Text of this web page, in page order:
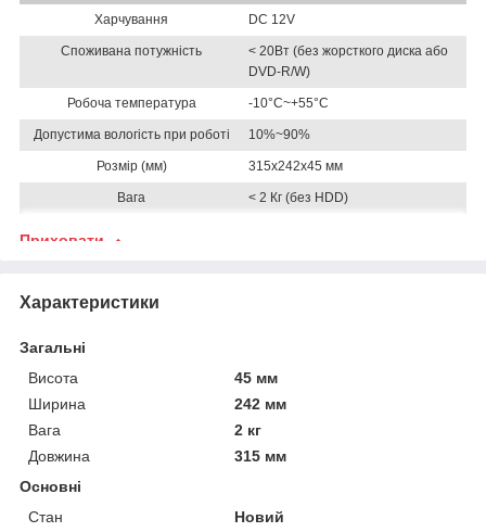
Харчування DC 12V
Споживана потужність
< 20Вт (без жорсткого диска або
DVD-R/W)
Робоча температура -10°C~+55°C
Допустима вологість при роботі 10%~90%
Розмір (мм) 315x242x45 мм
Вага < 2 Кг (без HDD)
Приховати
Характеристики
Загальні
Висота
45 мм
Ширина
242 мм
Вага
2 кг
Довжина
315 мм
Основні
Стан
Новий